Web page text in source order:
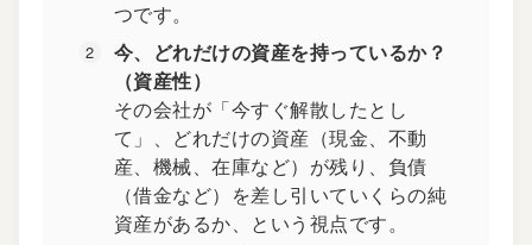
つです。
今、どれだけの資産を持っているか？
（資産性）
その会社が「今すぐ解散したとし
て」、どれだけの資産（現金、不動
産、機械、在庫など）が残り、負債
（借金など）を差し引いていくらの純
資産があるか、という視点です。